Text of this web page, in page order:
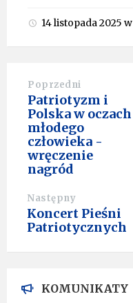
14 listopada 2025 w
Poprzedni
Patriotyzm i
Polska w oczach
młodego
człowieka -
wręczenie
nagród
Następny
Koncert Pieśni
Patriotycznych
KOMUNIKATY